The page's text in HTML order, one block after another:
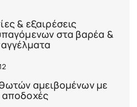
& εξαιρέσεις
στα βαρέα &
αμειβομένων με
αποδοχές